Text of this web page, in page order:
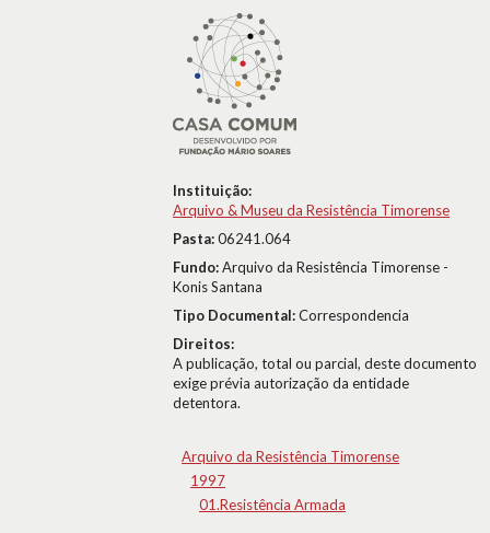
Instituição:
Arquivo & Museu da Resistência Timorense
Pasta:06241.064
Fundo:Arquivo da Resistência Timorense -
Konis Santana
Tipo Documental:Correspondencia
Direitos:
A publicação, total ou parcial, deste documento
exige prévia autorização da entidade
detentora.
Arquivo da Resistência Timorense
1997
01.Resistência Armada